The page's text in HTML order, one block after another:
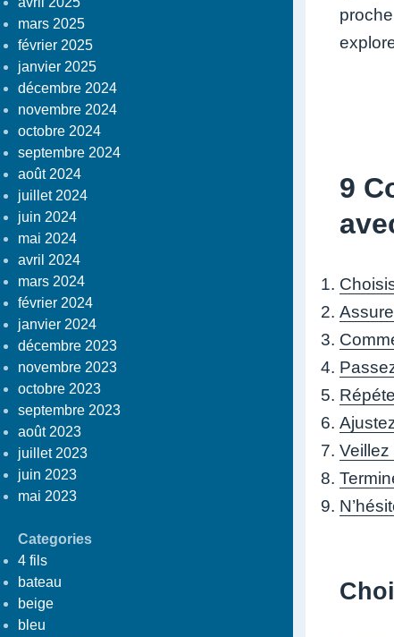
mars 2025
février 2025
janvier 2025
décembre 2024
novembre 2024
octobre 2024
septembre 2024
août 2024
juillet 2024
juin 2024
mai 2024
avril 2024
mars 2024
février 2024
janvier 2024
décembre 2023
novembre 2023
octobre 2023
septembre 2023
août 2023
juillet 2023
juin 2023
mai 2023
Categories
4 fils
bateau
beige
bleu
9